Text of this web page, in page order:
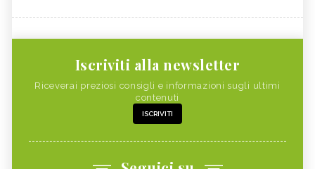
Iscriviti alla newsletter
Riceverai preziosi consigli e informazioni sugli ultimi
contenuti
ISCRIVITI